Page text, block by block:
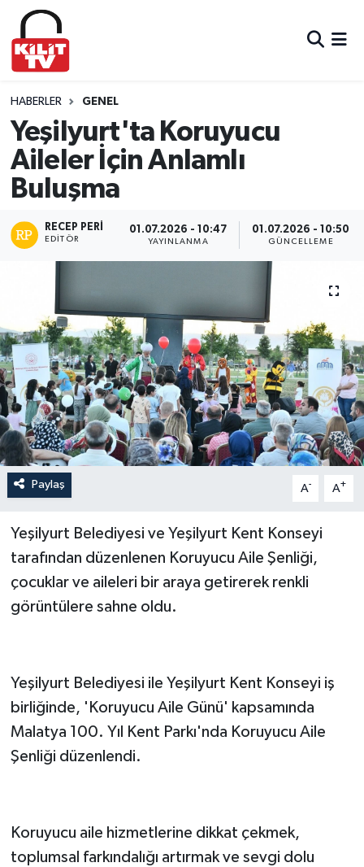
HABERLER GENEL
Yeşilyurt'ta Koruyucu
Aileler İçin Anlamlı
Buluşma
RECEP PERI
EDITÖR
01.07.2026 - 10:47
YAYINLANMA
01.07.2026 - 10:50
GÜNCELLEME
Paylaş A- A+
Yeşilyurt Belediyesi ve Yeşilyurt Kent Konseyi
tarafından düzenlenen Koruyucu Aile Şenliği,
çocuklar ve aileleri bir araya getirerek renkli
görüntülere sahne oldu.
Yeşilyurt Belediyesi ile Yeşilyurt Kent Konseyi iş
birliğinde, 'Koruyucu Aile Günü' kapsamında
Malatya 100. Yıl Kent Parkı'nda Koruyucu Aile
Şenliği düzenlendi.
Koruyucu aile hizmetlerine dikkat çekmek,
toplumsal farkındalığı artırmak ve sevgi dolu
Hava Durumu
Trafik Durumu
Süper Lig Puan Durumu ve Fikstür
Tüm Manşetler
Son Dakika Haberleri